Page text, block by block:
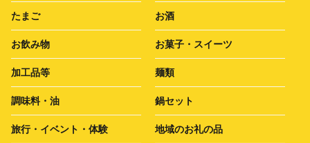
たまご お酒
お飲み物 お菓子・スイーツ
加工品等 麺類
調味料・油 鍋セット
旅行・イベント・体験 地域のお礼の品